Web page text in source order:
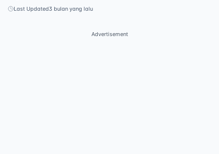
Last Updated3 bulan yang lalu
Advertisement